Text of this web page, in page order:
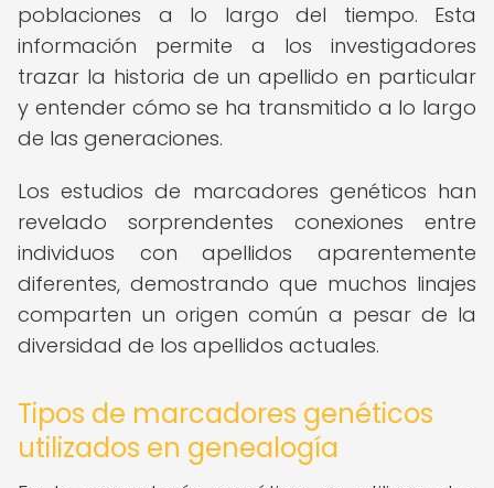
poblaciones a lo largo del tiempo. Esta
información permite a los investigadores
trazar la historia de un apellido en particular
y entender cómo se ha transmitido a lo largo
de las generaciones.
Los estudios de marcadores genéticos han
revelado sorprendentes conexiones entre
individuos con apellidos aparentemente
diferentes, demostrando que muchos linajes
comparten un origen común a pesar de la
diversidad de los apellidos actuales.
Tipos de marcadores genéticos
utilizados en genealogía